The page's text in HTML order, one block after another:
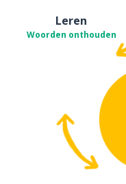
Leren
Woorden onthouden